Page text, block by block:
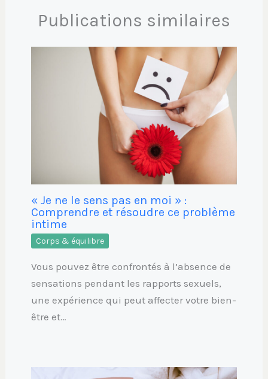
Publications similaires
« Je ne le sens pas en moi » :
Comprendre et résoudre ce problème
intime
Corps & équilibre
Vous pouvez être confrontés à l’absence de
sensations pendant les rapports sexuels,
une expérience qui peut affecter votre bien-
être et…